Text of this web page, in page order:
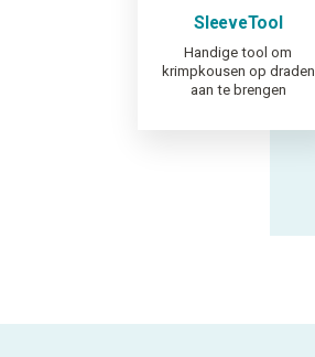
SleeveTool
Handige tool om
krimpkousen op draden
aan te brengen